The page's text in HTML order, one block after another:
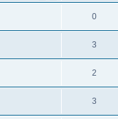
0
3
2
3